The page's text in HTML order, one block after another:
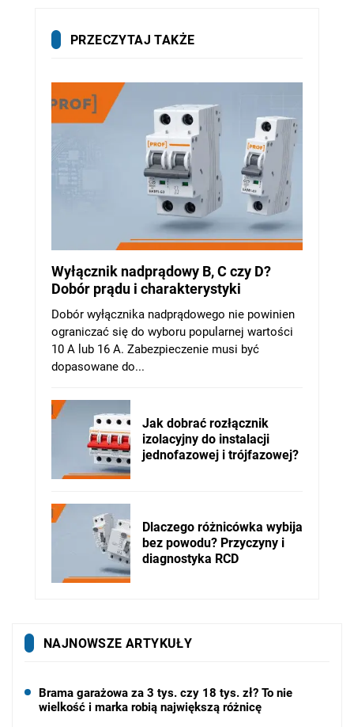
PRZECZYTAJ TAKŻE
Wyłącznik nadprądowy B, C czy D?
Dobór prądu i charakterystyki
Dobór wyłącznika nadprądowego nie powinien
ograniczać się do wyboru popularnej wartości
10 A lub 16 A. Zabezpieczenie musi być
dopasowane do...
Jak dobrać rozłącznik
izolacyjny do instalacji
jednofazowej i trójfazowej?
Dlaczego różnicówka wybija
bez powodu? Przyczyny i
diagnostyka RCD
NAJNOWSZE ARTYKUŁY
Brama garażowa za 3 tys. czy 18 tys. zł? To nie
wielkość i marka robią największą różnicę